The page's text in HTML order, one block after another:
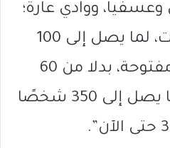
ووادي عارة؛
أن تُتاح إقامة تجمعات، لما يصل إلى 100
شخص في منطقة مفتوحة، بدلا من 60
شخصًا حتى الآن، وما يصل إلى 350 شخصًا